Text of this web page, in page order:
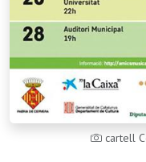
cartell